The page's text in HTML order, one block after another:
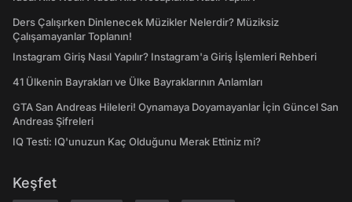
Ders Çalışırken Dinlenecek Müzikler Nelerdir? Müziksiz
Çalışamayanlar Toplanın!
Instagram Giriş Nasıl Yapılır? Instagram'a Giriş İşlemleri Rehberi
41 Ülkenin Bayrakları ve Ülke Bayraklarının Anlamları
GTA San Andreas Hileleri! Oynamaya Doyamayanlar İçin Güncel San
Andreas Şifreleri
IQ Testi: IQ'unuzun Kaç Olduğunu Merak Ettiniz mi?
Keşfet